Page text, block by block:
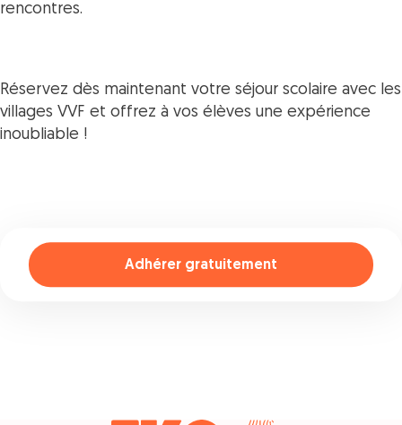
Adhérer gratuitement
rencontres.
Réservez dès maintenant votre séjour scolaire avec les
villages VVF et offrez à vos élèves une expérience
inoubliable !